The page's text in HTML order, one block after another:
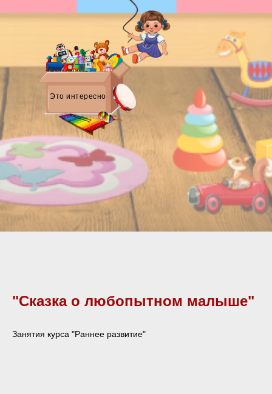
Это интересно
"Сказка о любопытном малыше"
Занятия курса "Раннее развитие"